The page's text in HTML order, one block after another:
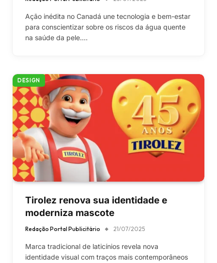
Ação inédita no Canadá une tecnologia e bem-estar
para conscientizar sobre os riscos da água quente
na saúde da pele.…
DESIGN
Tirolez renova sua identidade e
moderniza mascote
Redação Portal Publicitário 21/07/2025
Marca tradicional de laticínios revela nova
identidade visual com traços mais contemporâneos